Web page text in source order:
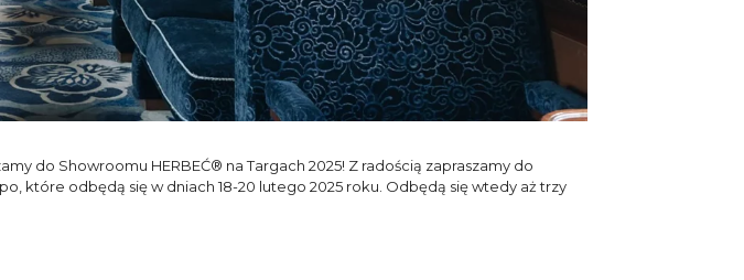
do Showroomu HERBEĆ® na Targach 2025! Z radością zapraszamy do
które odbędą się w dniach 18-20 lutego 2025 roku. Odbędą się wtedy aż trzy